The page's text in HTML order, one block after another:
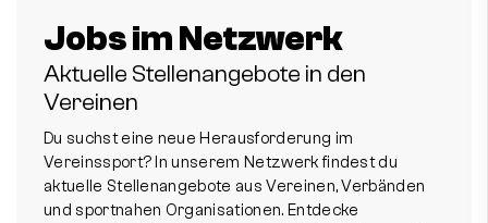
Jobs im Netzwerk
Aktuelle Stellenangebote in den
Vereinen
Du suchst eine neue Herausforderung im
Vereinssport? In unserem Netzwerk findest du
aktuelle Stellenangebote aus Vereinen, Verbänden
und sportnahen Organisationen. Entdecke